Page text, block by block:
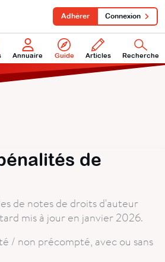
Annuaire Guide Articles Recherche
Adhérer Connexion
de
de notes de droits d'auteur
mis à jour en janvier 2026.
/ non précompté, avec ou sans